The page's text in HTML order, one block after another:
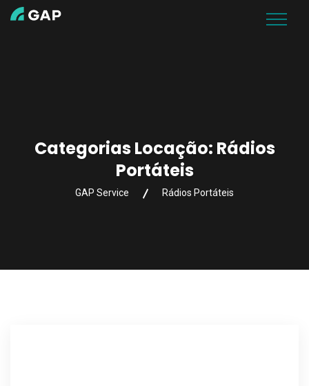
Categorias Locação: Rádios
Portáteis
GAP Service Rádios Portáteis